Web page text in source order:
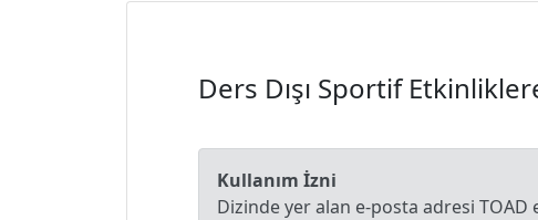
Ders Dışı Sportif
Kullanım İzni
Dizinde yer alan e-posta adresi